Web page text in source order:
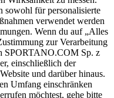
sowohl für personalisierte
verwendet werden
Wenn du auf „Alles
zur Verarbeitung
SPORTANO.COM Sp. z
einschließlich der
und darüber hinaus.
Umfang einschränken
möchtest, gehe bitte